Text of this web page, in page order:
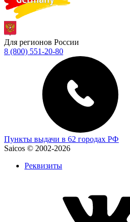
Для регионов России
8 (800) 551-20-80
Пункты выдачи в 62 городах РФ
Saicos © 2002-2026
Реквизиты